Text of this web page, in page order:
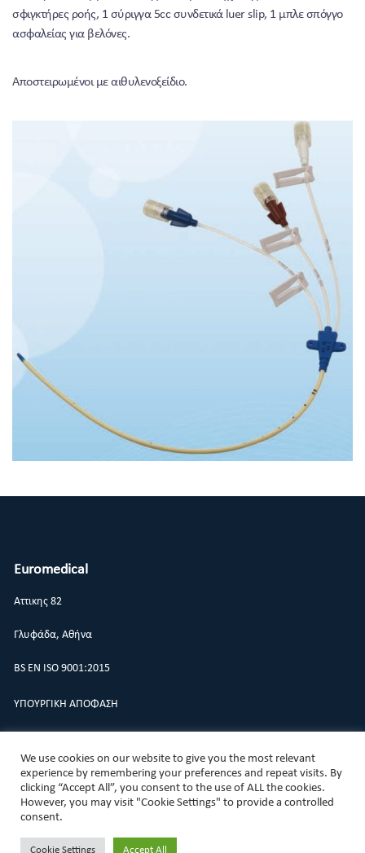
σφιγκτήρες ροής, 1 σύριγγα 5cc συνδετικά luer slip, 1 μπλε σπόγγο
ασφαλείας για βελόνες.
Αποστειρωμένοι με αιθυλενοξείδιο.
Euromedical
Αττικης 82
Γλυφάδα, Αθήνα
BS EN ISO 9001:2015
ΥΠΟΥΡΓΙΚΗ ΑΠΟΦΑΣΗ
We use cookies on our website to give you the most relevant
experience by remembering your preferences and repeat visits. By
clicking “Accept All”, you consent to the use of ALL the cookies.
However, you may visit "Cookie Settings" to provide a controlled
consent.
Cookie Settings Accept All